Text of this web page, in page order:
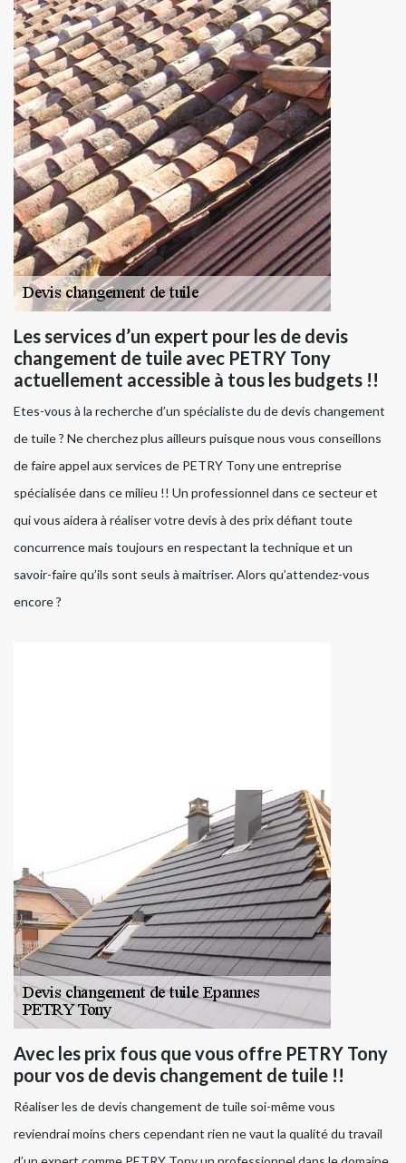
Les services d’un expert pour les de devis
changement de tuile avec PETRY Tony
actuellement accessible à tous les budgets !!
Etes-vous à la recherche d’un spécialiste du de devis changement
de tuile ? Ne cherchez plus ailleurs puisque nous vous conseillons
de faire appel aux services de PETRY Tony une entreprise
spécialisée dans ce milieu !! Un professionnel dans ce secteur et
qui vous aidera à réaliser votre devis à des prix défiant toute
concurrence mais toujours en respectant la technique et un
savoir-faire qu’ils sont seuls à maitriser. Alors qu’attendez-vous
encore ?
Avec les prix fous que vous offre PETRY Tony
pour vos de devis changement de tuile !!
Réaliser les de devis changement de tuile soi-même vous
reviendrai moins chers cependant rien ne vaut la qualité du travail